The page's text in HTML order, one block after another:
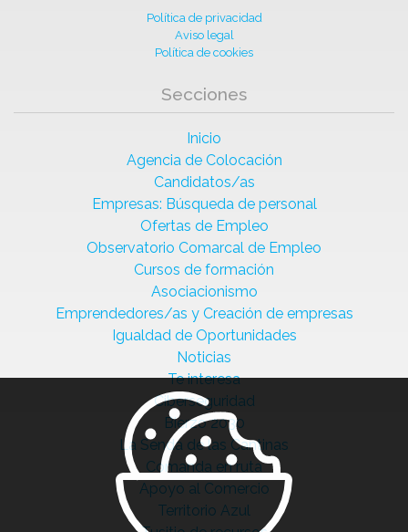
Política de privacidad
Aviso legal
Política de cookies
Secciones
Inicio
Agencia de Colocación
Candidatos/as
Empresas: Búsqueda de personal
Ofertas de Empleo
Observatorio Comarcal de Empleo
Cursos de formación
Asociacionismo
Emprendedores/as y Creación de empresas
Igualdad de Oportunidades
Noticias
Te interesa
Ciberseguridad
Bierzo 2030
La Senda de las Cantinas
Comanda en ruta
Apoyo al Comercio
Territorio Azul